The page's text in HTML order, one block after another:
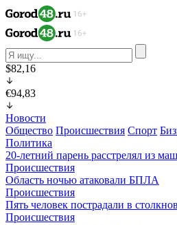
$82,16
€94,83
Новости
Общество Происшествия Спорт
Политика
20-летний парень расстрелял из
Происшествия
Область ночью атаковали БПЛА
Происшествия
Пять человек пострадали в
Происшествия